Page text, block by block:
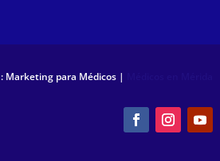
: Marketing para Médicos |